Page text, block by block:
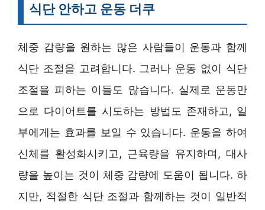
식단 안하고 운동 더쿠
체중 감량을 원하는 많은 사람들이 운동과 함께
식단 조절을 고려합니다. 그러나 운동 없이 식단
조절을 피하는 이들도 많습니다. 실제로 운동만
으로 다이어트를 시도하는 방법도 존재하고, 일
부에게는 효과를 보일 수 있습니다. 운동을 하여
신체를 활성화시키고, 근육량을 유지하며, 대사
량을 높이는 것이 체중 감량에 도움이 됩니다. 하
지만, 적절한 식단 조절과 함께하는 것이 일반적